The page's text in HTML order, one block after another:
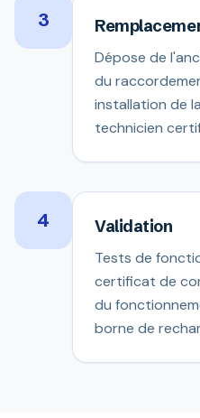
3
Dépose de
du
installation de
technicien
4 Validation
Tests de
certificat de
du
borne de